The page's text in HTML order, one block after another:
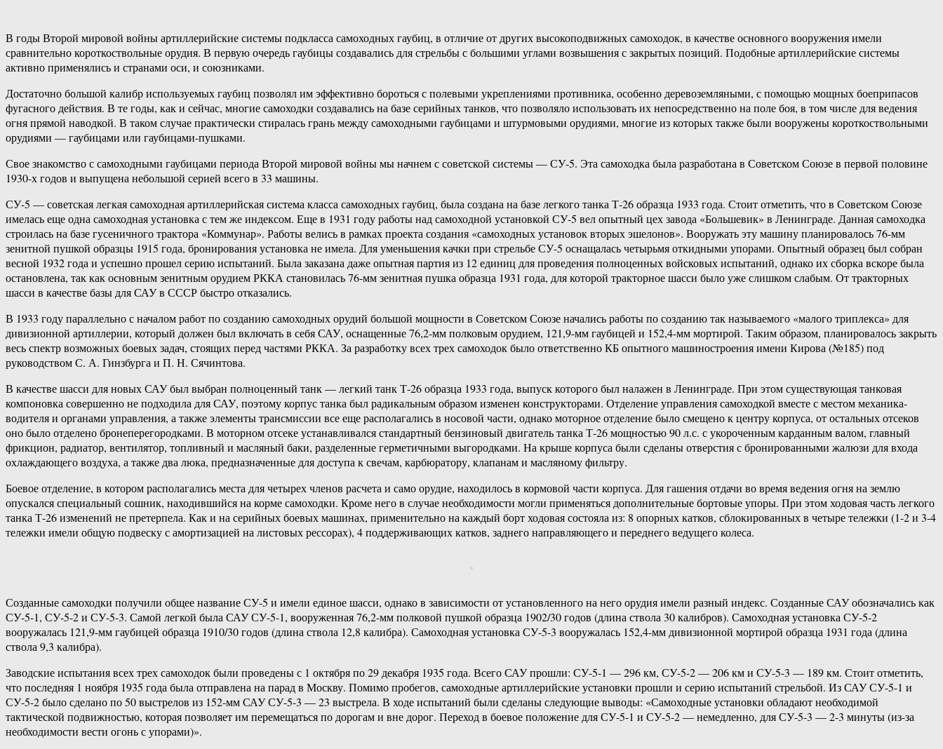
В годы Второй мировой войны артиллерийские системы подкласса самоходных гаубиц, в отличие от других высокоподвижных самоходок, в качестве основного вооружения имели
сравнительно короткоствольные орудия. В первую очередь гаубицы создавались для стрельбы с большими углами возвышения с закрытых позиций. Подобные артиллерийские системы
активно применялись и странами оси, и союзниками.
Достаточно большой калибр используемых гаубиц позволял им эффективно бороться с полевыми укреплениями противника, особенно деревоземляными, с помощью мощных боеприпасов
фугасного действия. В те годы, как и сейчас, многие самоходки создавались на базе серийных танков, что позволяло использовать их непосредственно на поле боя, в том числе для ведения
огня прямой наводкой. В таком случае практически стиралась грань между самоходными гаубицами и штурмовыми орудиями, многие из которых также были вооружены короткоствольными
орудиями — гаубицами или гаубицами-пушками.
Свое знакомство с самоходными гаубицами периода Второй мировой войны мы начнем с советской системы — СУ-5. Эта самоходка была разработана в Советском Союзе в первой половине
1930-х годов и выпущена небольшой серией всего в 33 машины.
СУ-5 — советская легкая самоходная артиллерийская система класса самоходных гаубиц, была создана на базе легкого танка Т-26 образца 1933 года. Стоит отметить, что в Советском Союзе
имелась еще одна самоходная установка с тем же индексом. Еще в 1931 году работы над самоходной установкой СУ-5 вел опытный цех завода «Большевик» в Ленинграде. Данная самоходка
строилась на базе гусеничного трактора «Коммунар». Работы велись в рамках проекта создания «самоходных установок вторых эшелонов». Вооружать эту машину планировалось 76-мм
зенитной пушкой образцы 1915 года, бронирования установка не имела. Для уменьшения качки при стрельбе СУ-5 оснащалась четырьмя откидными упорами. Опытный образец был собран
весной 1932 года и успешно прошел серию испытаний. Была заказана даже опытная партия из 12 единиц для проведения полноценных войсковых испытаний, однако их сборка вскоре была
остановлена, так как основным зенитным орудием РККА становилась 76-мм зенитная пушка образца 1931 года, для которой тракторное шасси было уже слишком слабым. От тракторных
шасси в качестве базы для САУ в СССР быстро отказались.
В 1933 году параллельно с началом работ по созданию самоходных орудий большой мощности в Советском Союзе начались работы по созданию так называемого «малого триплекса» для
дивизионной артиллерии, который должен был включать в себя САУ, оснащенные 76,2-мм полковым орудием, 121,9-мм гаубицей и 152,4-мм мортирой. Таким образом, планировалось закрыть
весь спектр возможных боевых задач, стоящих перед частями РККА. За разработку всех трех самоходок было ответственно КБ опытного машиностроения имени Кирова (№185) под
руководством С. А. Гинзбурга и П. Н. Сячинтова.
В качестве шасси для новых САУ был выбран полноценный танк — легкий танк Т-26 образца 1933 года, выпуск которого был налажен в Ленинграде. При этом существующая танковая
компоновка совершенно не подходила для САУ, поэтому корпус танка был радикальным образом изменен конструкторами. Отделение управления самоходкой вместе с местом механика-
водителя и органами управления, а также элементы трансмиссии все еще располагались в носовой части, однако моторное отделение было смещено к центру корпуса, от остальных отсеков
оно было отделено бронеперегородками. В моторном отсеке устанавливался стандартный бензиновый двигатель танка Т-26 мощностью 90 л.с. с укороченным карданным валом, главный
фрикцион, радиатор, вентилятор, топливный и масляный баки, разделенные герметичными выгородками. На крыше корпуса были сделаны отверстия с бронированными жалюзи для входа
охлаждающего воздуха, а также два люка, предназначенные для доступа к свечам, карбюратору, клапанам и масляному фильтру.
Боевое отделение, в котором располагались места для четырех членов расчета и само орудие, находилось в кормовой части корпуса. Для гашения отдачи во время ведения огня на землю
опускался специальный сошник, находившийся на корме самоходки. Кроме него в случае необходимости могли применяться дополнительные бортовые упоры. При этом ходовая часть легкого
танка Т-26 изменений не претерпела. Как и на серийных боевых машинах, применительно на каждый борт ходовая состояла из: 8 опорных катков, сблокированных в четыре тележки (1-2 и 3-4
тележки имели общую подвеску с амортизацией на листовых рессорах), 4 поддерживающих катков, заднего направляющего и переднего ведущего колеса.
Созданные самоходки получили общее название СУ-5 и имели единое шасси, однако в зависимости от установленного на него орудия имели разный индекс. Созданные САУ обозначались как
СУ-5-1, СУ-5-2 и СУ-5-3. Самой легкой была САУ СУ-5-1, вооруженная 76,2-мм полковой пушкой образца 1902/30 годов (длина ствола 30 калибров). Самоходная установка СУ-5-2
вооружалась 121,9-мм гаубицей образца 1910/30 годов (длина ствола 12,8 калибра). Самоходная установка СУ-5-3 вооружалась 152,4-мм дивизионной мортирой образца 1931 года (длина
ствола 9,3 калибра).
Заводские испытания всех трех самоходок были проведены с 1 октября по 29 декабря 1935 года. Всего САУ прошли: СУ-5-1 — 296 км, СУ-5-2 — 206 км и СУ-5-3 — 189 км. Стоит отметить,
что последняя 1 ноября 1935 года была отправлена на парад в Москву. Помимо пробегов, самоходные артиллерийские установки прошли и серию испытаний стрельбой. Из САУ СУ-5-1 и
СУ-5-2 было сделано по 50 выстрелов из 152-мм САУ СУ-5-3 — 23 выстрела. В ходе испытаний были сделаны следующие выводы: «Самоходные установки обладают необходимой
тактической подвижностью, которая позволяет им перемещаться по дорогам и вне дорог. Переход в боевое положение для СУ-5-1 и СУ-5-2 — немедленно, для СУ-5-3 — 2-3 минуты (из-за
необходимости вести огонь с упорами)».